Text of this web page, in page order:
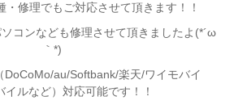
・修理でもご対応させて頂きます！！
コンなども修理させて頂きましたよ(*´ω
｀*)
DoCoMo/au/Softbank/楽天/ワイモバイ
イルなど）対応可能です！！